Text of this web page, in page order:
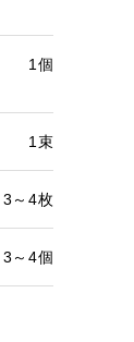
1個
1束
3～4枚
3～4個